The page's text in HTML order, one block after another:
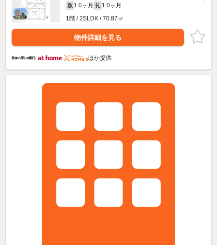
敷 1.0ヶ月 礼 1.0ヶ月
1階 / 2SLDK / 70.87㎡
物件詳細を見る
ほか提供